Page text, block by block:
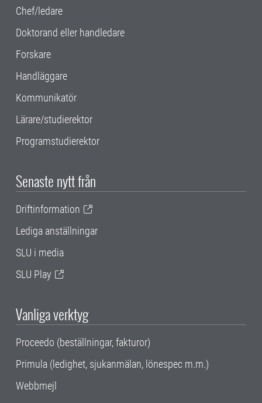
Chef/ledare
Doktorand eller handledare
Forskare
Handläggare
Kommunikatör
Lärare/studierektor
Programstudierektor
Senaste nytt från
Driftinformation
Lediga anställningar
SLU i media
SLU Play
Vanliga verktyg
Proceedo (beställningar, fakturor)
Primula (ledighet, sjukanmälan, lönespec m.m.)
Webbmejl